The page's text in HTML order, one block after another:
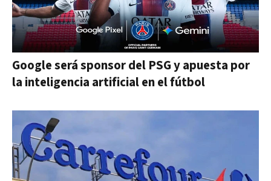
Google será sponsor del PSG y apuesta por
la inteligencia artificial en el fútbol